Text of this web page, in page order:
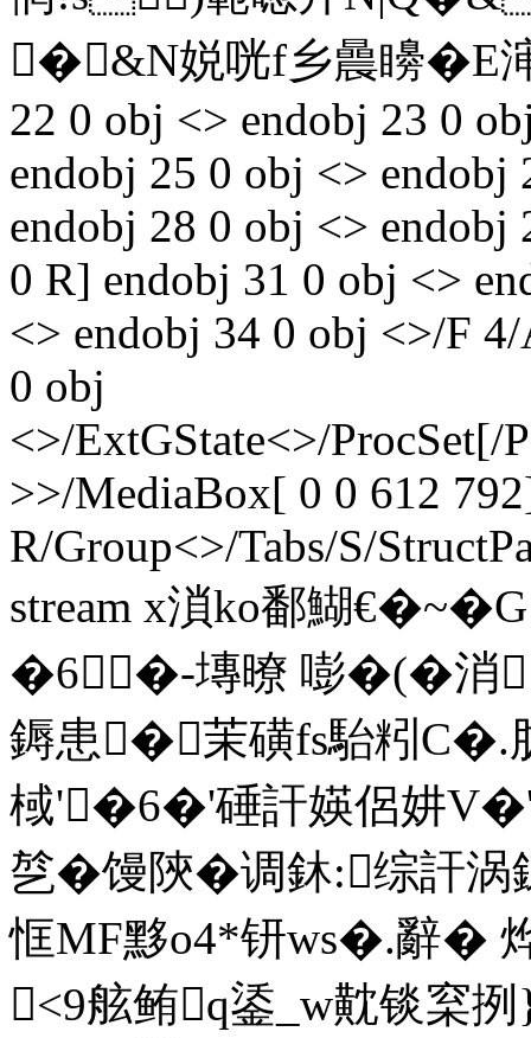
�&N娧咣f乡曟矏�E
22 0 obj <> endobj 23 0
endobj 25 0 obj <>
endobj 28 0 obj <>
0 R] endobj 31 0 obj <>
<> endobj 34 0 obj <>/F
0 obj
<>/ExtGState<>/ProcSet[/
>>/MediaBox[ 0 0 612
R/Group<>/Tabs/S/
stream x溑ko鄱鰗
�6�-塼暸 嘭�(�消
鎒患�茉磺fs駘粌
棫'�6�'硾訐媖侶妌
乻�馒陝�调鈢:综
恇MF黟o4*钘ws�.辭�
<9舷鲔q鋈_w黆锬梥